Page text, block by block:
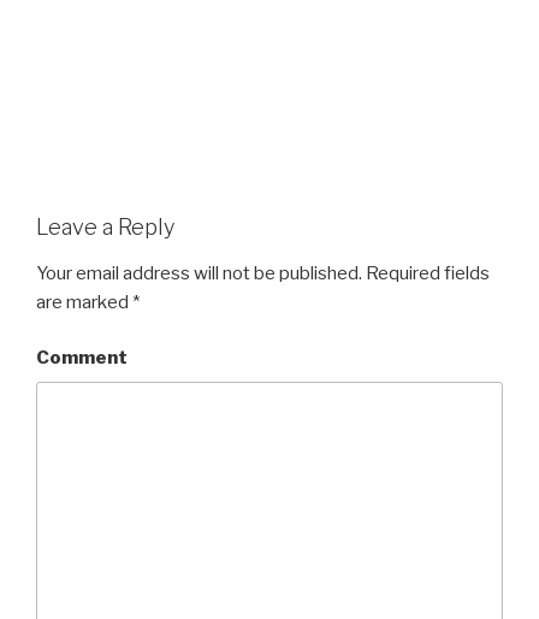
Leave a Reply
Your email address will not be published. Required fields
are marked *
Comment